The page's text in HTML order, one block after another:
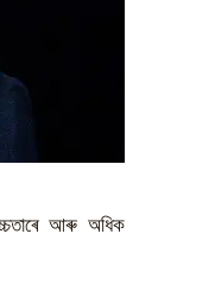
আৰু অধিক